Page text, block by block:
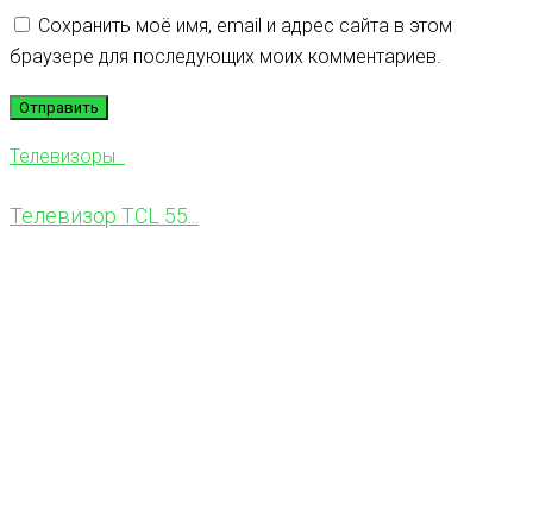
Сохранить моё имя, email и адрес сайта в этом
браузере для последующих моих комментариев.
Телевизоры
Телевизор TCL 55...